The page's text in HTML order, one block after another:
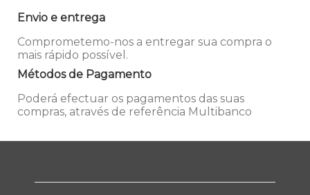
Envio e entrega
Comprometemo-nos a entregar sua compra o
mais rápido possível.
Métodos de Pagamento
Poderá efectuar os pagamentos das suas
compras, através de referência Multibanco